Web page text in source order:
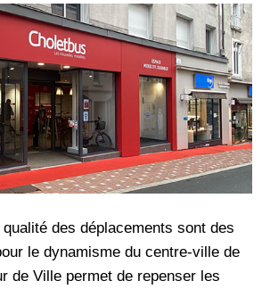
des déplacements sont des
le dynamisme du centre-ville de
de Ville permet de repenser les